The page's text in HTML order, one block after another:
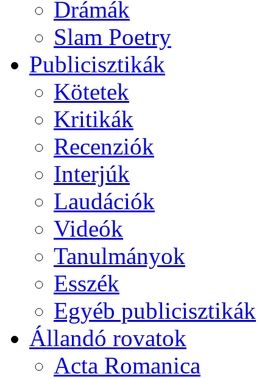
Drámák
Slam Poetry
Publicisztikák
Kötetek
Kritikák
Recenziók
Interjúk
Laudációk
Videók
Tanulmányok
Esszék
Egyéb publicisztikák
Állandó rovatok
Acta Romanica